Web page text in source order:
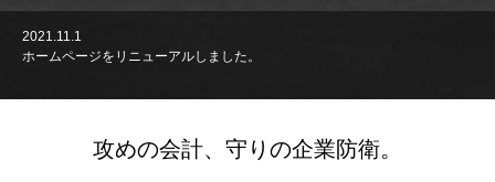
2021.11.1
ホームページをリニューアルしました。
攻めの会計、守りの企業防衛。